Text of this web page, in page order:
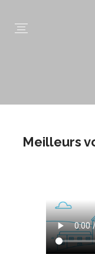
Meilleurs